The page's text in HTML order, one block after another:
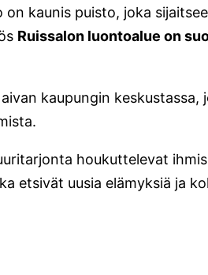
kaunis puisto, joka
Ruissalon luontoalue on
kaupungin keskustassa,
houkuttelevat
etsivät uusia elämyksiä ja